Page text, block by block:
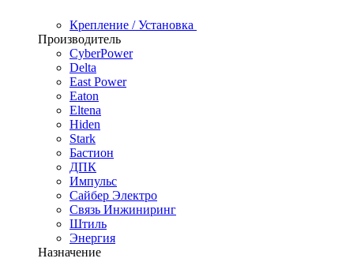
Крепление / Установка
Производитель
CyberPower
Delta
East Power
Eaton
Eltena
Hiden
Stark
Бастион
ДПК
Импульс
Сайбер Электро
Связь Инжиниринг
Штиль
Энергия
Назначение